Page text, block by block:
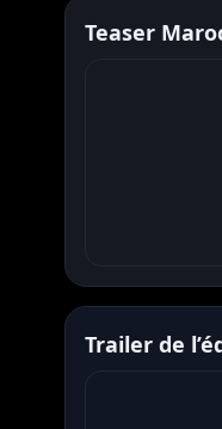
Teaser
Trailer de